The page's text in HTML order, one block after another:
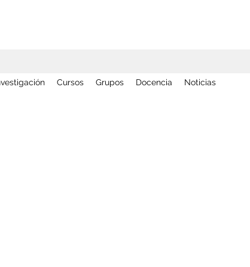
Cursos Grupos Docencia Noticias